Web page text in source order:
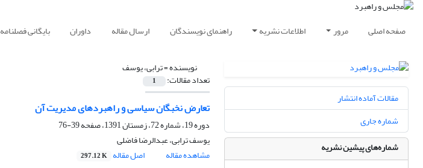
صفحه اصلی مرور اطلاعات نشریه راهنمای نویسندگان ارسال مقاله داوران بایگانی فصلنامه
نویسنده =ترابی، یوسف
تعداد مقالات: 1
تعارض نخبگان سیاسی و راهبردهای مدیریت آن
دوره 19، شماره 72، زمستان 1391، صفحه
39-76
یوسف ترابی، عبدالرضا فاضلی
مشاهده مقاله
اصل مقاله 297.12 K
مقالات آماده انتشار
شماره جاری
شماره‌های پیشین نشریه